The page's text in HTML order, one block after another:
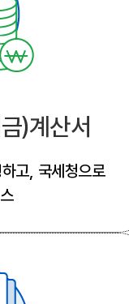
)계산서
고, 국세청으로